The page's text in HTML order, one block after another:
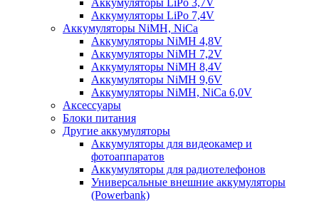
Аккумуляторы LiPo 3,7V
Аккумуляторы LiPo 7,4V
Аккумуляторы NiMH, NiCa
Аккумуляторы NiMH 4,8V
Аккумуляторы NiMH 7,2V
Аккумуляторы NiMH 8,4V
Аккумуляторы NiMH 9,6V
Аккумуляторы NiMH, NiCa 6,0V
Аксессуары
Блоки питания
Другие аккумуляторы
Аккумуляторы для видеокамер и
фотоаппаратов
Аккумуляторы для радиотелефонов
Универсальные внешние аккумуляторы
(Powerbank)